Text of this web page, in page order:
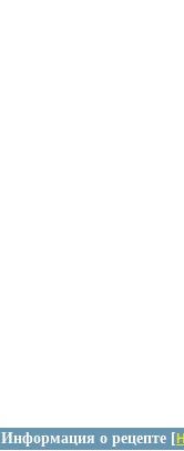
Информация о рецепте [